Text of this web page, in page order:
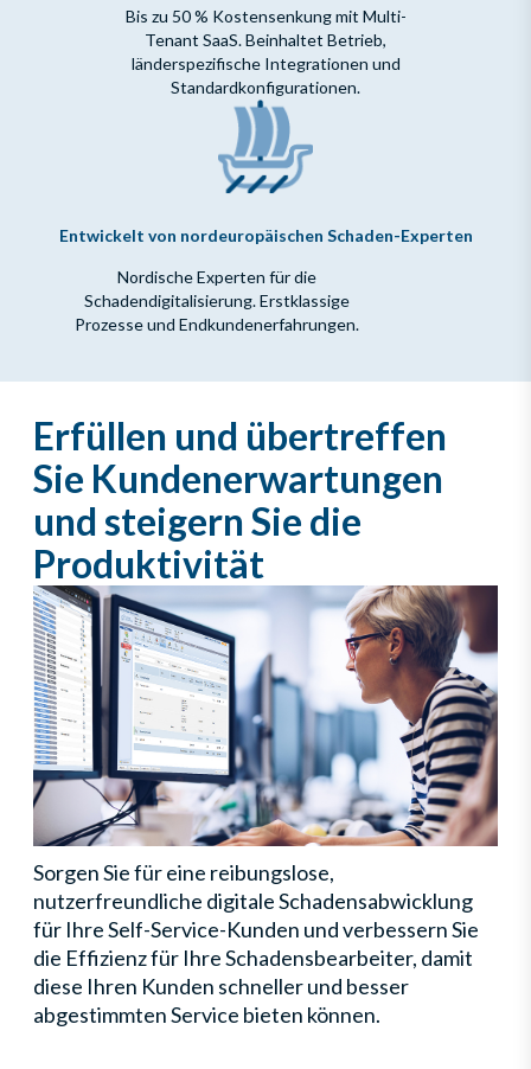
Bis zu 50 % Kostensenkung mit Multi-
Tenant SaaS. Beinhaltet Betrieb,
länderspezifische Integrationen und
Standardkonfigurationen.
Entwickelt von nordeuropäischen Schaden-Experten
Nordische Experten für die
Schadendigitalisierung. Erstklassige
Prozesse und Endkundenerfahrungen.
Erfüllen und übertreffen
Sie Kundenerwartungen
und steigern Sie die
Produktivität
Sorgen Sie für eine reibungslose,
nutzerfreundliche digitale Schadensabwicklung
für Ihre Self-Service-Kunden und verbessern Sie
die Effizienz für Ihre Schadensbearbeiter, damit
diese Ihren Kunden schneller und besser
abgestimmten Service bieten können.